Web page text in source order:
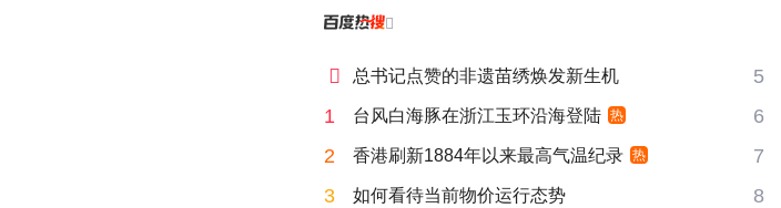

 总书记点赞的非遗苗绣焕发新生机 5
1 台风白海豚在浙江玉环沿海登陆 热 6
2 香港刷新1884年以来最高气温纪录 热 7
3 如何看待当前物价运行态势 8